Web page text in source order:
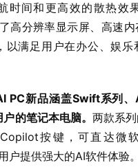
时间和更高效的散热效
高分辨率显示屏、高速
以满足用户在办公、娱乐
PC新品涵盖Swift系列
户的笔记本电脑。两款系
按键，可直达微
户提供强大的AI软件体验。